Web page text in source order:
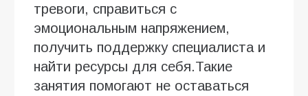
тревоги, справиться с
эмоциональным напряжением,
получить поддержку специалиста и
найти ресурсы для себя.Такие
занятия помогают не оставаться